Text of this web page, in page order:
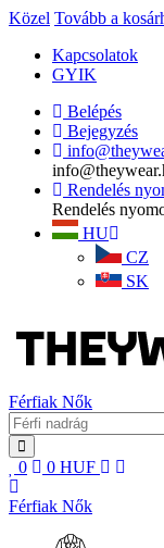
Közel Tovább a
Kapcsolatok
GYIK
Belépés
Bejegyzés
Rendelés
Rendelés
HU
CZ
SK
Férfiak Nők
0 0 HUF
Férfiak Nők